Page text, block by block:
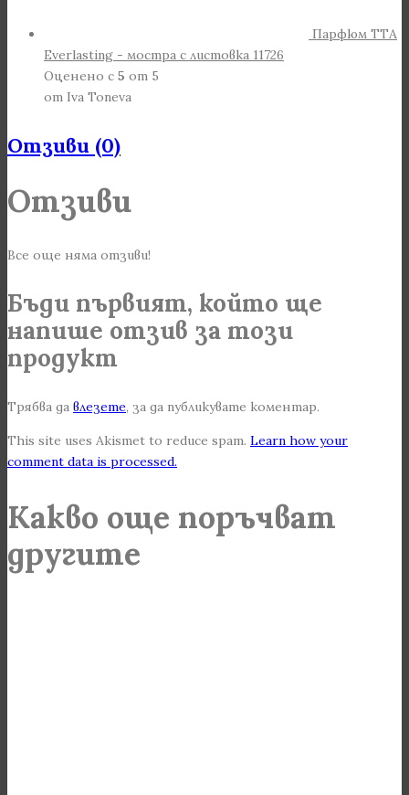
Парфюм TTA
Everlasting - мостра с листовка 11726
Оценено с 5 от 5
от Iva Toneva
Отзиви (0)
Отзиви
Все още няма отзиви!
Бъди първият, който ще
напише отзив за този
продукт
Трябва да влезете, за да публикувате коментар.
This site uses Akismet to reduce spam. Learn how your
comment data is processed.
Какво още поръчват
другите